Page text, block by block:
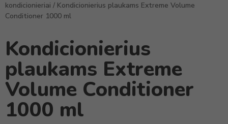
kondicionieriai / Kondicionierius plaukams Extreme Volume
Conditioner 1000 ml
Kondicionierius
plaukams Extreme
Volume Conditioner
1000 ml